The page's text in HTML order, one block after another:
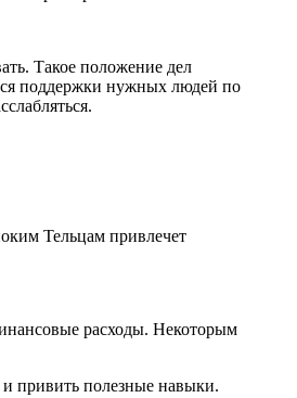
Такое положение дел
поддержки нужных людей по
Тельцам привлечет
расходы. Некоторым
и привить полезные навыки.